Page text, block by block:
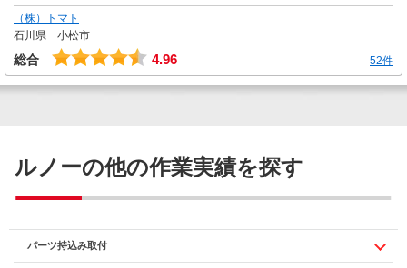
（株）トマト
石川県 小松市
総合 4.96 52件
ルノーの他の作業実績を探す
パーツ持込み取付